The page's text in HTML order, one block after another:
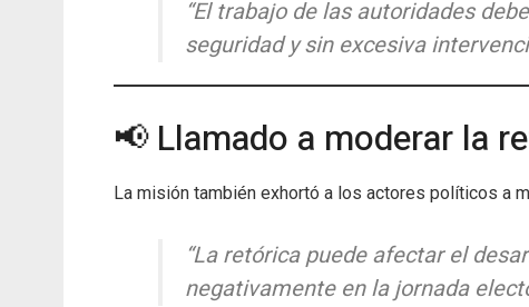
“El trabajo de las autoridades
seguridad y sin excesiva
📢 Llamado a moderar la
La misión también exhortó a los actores políticos a
“La retórica puede afectar el
negativamente en la jornada